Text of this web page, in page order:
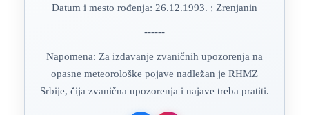
Datum i mesto rođenja: 26.12.1993. ; Zrenjanin
------
Napomena: Za izdavanje zvaničnih upozorenja na
opasne meteorološke pojave nadležan je RHMZ
Srbije, čija zvanična upozorenja i najave treba pratiti.